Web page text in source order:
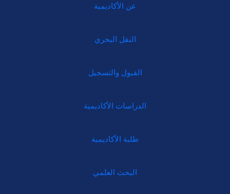
عن الأكاديمية
النقل البحري
القبول والتسجيل
الدراسات الأكاديمية
طلبة الأكاديمية
البحث العلمي